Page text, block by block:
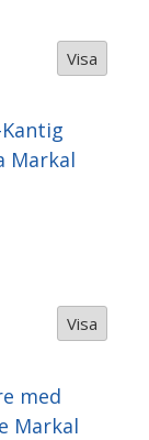
Visa
Markal
Visa
med
Markal